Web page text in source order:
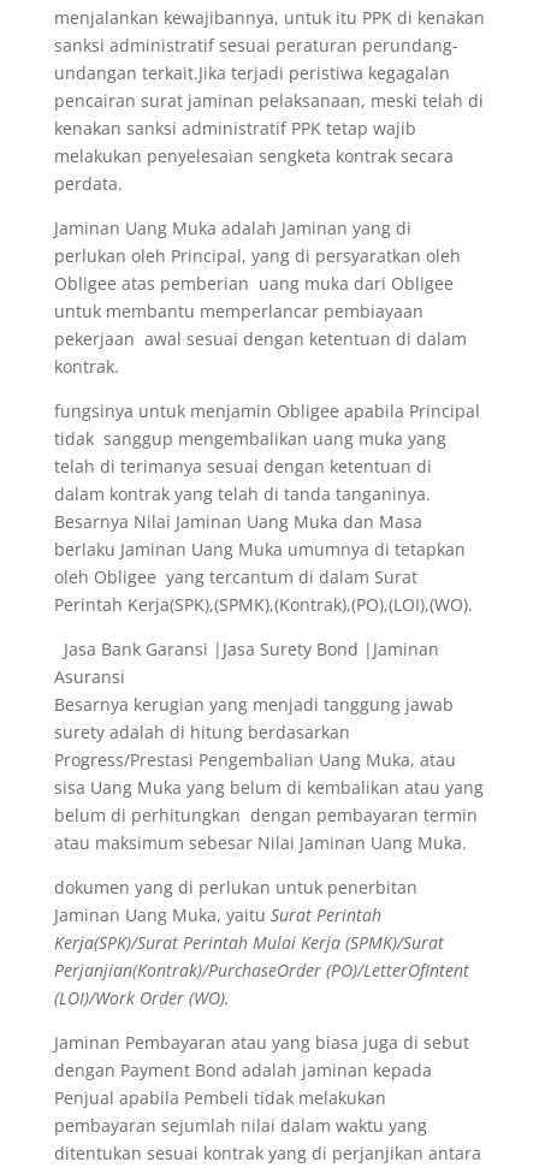
menjalankan kewajibannya, untuk itu PPK di kenakan
sanksi administratif sesuai peraturan perundang-
undangan terkait.Jika terjadi peristiwa kegagalan
pencairan surat jaminan pelaksanaan, meski telah di
kenakan sanksi administratif PPK tetap wajib
melakukan penyelesaian sengketa kontrak secara
perdata.
Jaminan Uang Muka adalah Jaminan yang di
perlukan oleh Principal, yang di persyaratkan oleh
Obligee atas pemberian uang muka dari Obligee
untuk membantu memperlancar pembiayaan
pekerjaan awal sesuai dengan ketentuan di dalam
kontrak.
fungsinya untuk menjamin Obligee apabila Principal
tidak sanggup mengembalikan uang muka yang
telah di terimanya sesuai dengan ketentuan di
dalam kontrak yang telah di tanda tanganinya.
Besarnya Nilai Jaminan Uang Muka dan Masa
berlaku Jaminan Uang Muka umumnya di tetapkan
oleh Obligee yang tercantum di dalam Surat
Perintah Kerja(SPK),(SPMK),(Kontrak),(PO),(LOI),(WO).
Jasa Bank Garansi |Jasa Surety Bond |Jaminan
Asuransi
Besarnya kerugian yang menjadi tanggung jawab
surety adalah di hitung berdasarkan
Progress/Prestasi Pengembalian Uang Muka, atau
sisa Uang Muka yang belum di kembalikan atau yang
belum di perhitungkan dengan pembayaran termin
atau maksimum sebesar Nilai Jaminan Uang Muka.
dokumen yang di perlukan untuk penerbitan
Jaminan Uang Muka, yaitu Surat Perintah
Kerja(SPK)/Surat Perintah Mulai Kerja (SPMK)/Surat
Perjanjian(Kontrak)/PurchaseOrder (PO)/LetterOfIntent
(LOI)/Work Order (WO).
Jaminan Pembayaran atau yang biasa juga di sebut
dengan Payment Bond adalah jaminan kepada
Penjual apabila Pembeli tidak melakukan
pembayaran sejumlah nilai dalam waktu yang
ditentukan sesuai kontrak yang di perjanjikan antara